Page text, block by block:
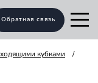
Обратная связь
кубками
/